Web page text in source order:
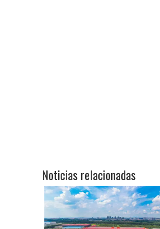
Noticias relacionadas